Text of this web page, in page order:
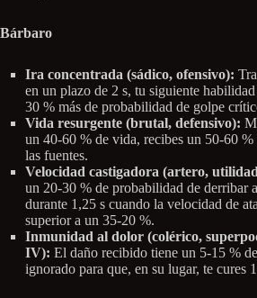
Bárbaro
Ira concentrada (sádico, ofensivo):
en un plazo de 2 s, tu siguiente
30 % más de probabilidad de golpe
Vida resurgente (brutal, defensivo):
un 40-60 % de vida, recibes un 50-60 %
las fuentes.
Velocidad castigadora (artero,
un 20-30 % de probabilidad de derribar
durante 1,25 s cuando la velocidad de
superior a un 35-20 %.
Inmunidad al dolor (colérico,
IV): El daño recibido tiene un 5-15 %
ignorado para que, en su lugar, te cures